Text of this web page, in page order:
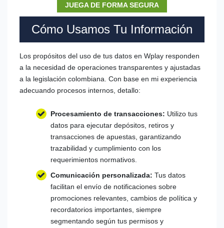
JUEGA DE FORMA SEGURA
Cómo Usamos Tu Información
Los propósitos del uso de tus datos en Wplay responden
a la necesidad de operaciones transparentes y ajustadas
a la legislación colombiana. Con base en mi experiencia
adecuando procesos internos, detallo:
Procesamiento de transacciones: Utilizo tus
datos para ejecutar depósitos, retiros y
transacciones de apuestas, garantizando
trazabilidad y cumplimiento con los
requerimientos normativos.
Comunicación personalizada: Tus datos
facilitan el envío de notificaciones sobre
promociones relevantes, cambios de política y
recordatorios importantes, siempre
segmentando según tus permisos y